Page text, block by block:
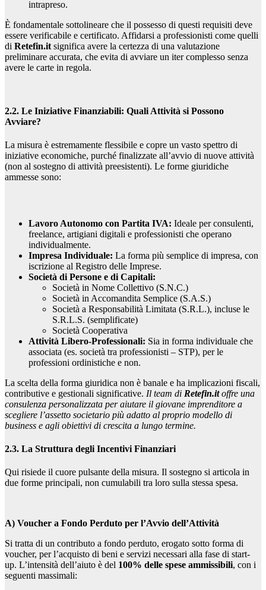
intrapreso.
È fondamentale sottolineare che il possesso di questi requisiti deve
essere verificabile e certificato. Affidarsi a professionisti come quelli
di Retefin.it significa avere la certezza di una valutazione
preliminare accurata, che evita di avviare un iter complesso senza
avere le carte in regola.
2.2. Le Iniziative Finanziabili: Quali Attività si Possono
Avviare?
La misura è estremamente flessibile e copre un vasto spettro di
iniziative economiche, purché finalizzate all’avvio di nuove attività
(non al sostegno di attività preesistenti). Le forme giuridiche
ammesse sono:
Lavoro Autonomo con Partita IVA: Ideale per consulenti,
freelance, artigiani digitali e professionisti che operano
individualmente.
Impresa Individuale: La forma più semplice di impresa, con
iscrizione al Registro delle Imprese.
Società di Persone e di Capitali:
Società in Nome Collettivo (S.N.C.)
Società in Accomandita Semplice (S.A.S.)
Società a Responsabilità Limitata (S.R.L.), incluse le
S.R.L.S. (semplificate)
Società Cooperativa
Attività Libero-Professionali: Sia in forma individuale che
associata (es. società tra professionisti – STP), per le
professioni ordinistiche e non.
La scelta della forma giuridica non è banale e ha implicazioni fiscali,
contributive e gestionali significative. Il team di Retefin.itoffre una
consulenza personalizzata per aiutare il giovane imprenditore a
scegliere l’assetto societario più adatto al proprio modello di
business e agli obiettivi di crescita a lungo termine.
2.3. La Struttura degli Incentivi Finanziari
Qui risiede il cuore pulsante della misura. Il sostegno si articola in
due forme principali, non cumulabili tra loro sulla stessa spesa.
A) Voucher a Fondo Perduto per l’Avvio dell’Attività
Si tratta di un contributo a fondo perduto, erogato sotto forma di
voucher, per l’acquisto di beni e servizi necessari alla fase di start-
up. L’intensità dell’aiuto è del 100% delle spese ammissibili, con i
seguenti massimali: